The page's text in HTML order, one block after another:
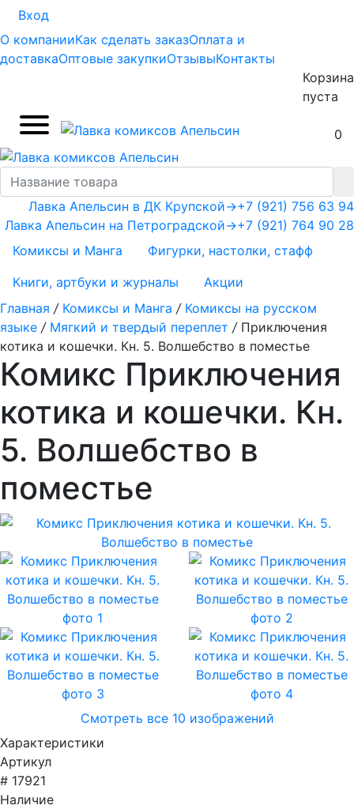
Вход
О компанииКак сделать заказОплата и
доставкаОптовые закупкиОтзывыКонтакты
Корзина
пуста
0
+7 (921) 756 63 94
+7 (921) 764 90 28
Лавка Апельсин в ДК Крупской→
Лавка Апельсин на Петроградской→
Комиксы и Манга
Фигурки, настолки, стафф
Книги, артбуки и журналы
Акции
Главная / Комиксы и Манга / Комиксы на русском
языке / Мягкий и твердый переплет / Приключения
котика и кошечки. Кн. 5. Волшебство в поместье
Комикс Приключения
котика и кошечки. Кн.
5. Волшебство в
поместье
Смотреть все 10 изображений
Характеристики
Артикул
# 17921
Наличие